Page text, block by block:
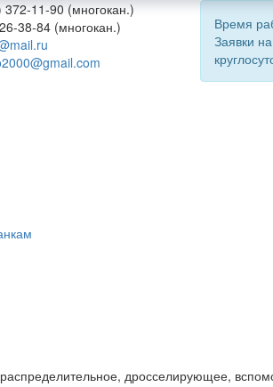
11-90 (многокан.)
38-84 (многокан.)
Время
Заявки
дросселирующее,